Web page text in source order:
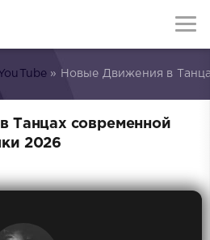
» Новые Движения в
Танцах современной
2026